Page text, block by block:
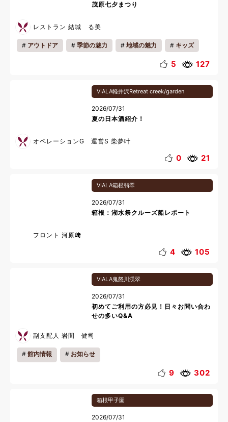
茂原七夕まつり
レストラン 結城 る美
アウトドア 季節の魅力 地域の魅力 キッズ
5 127
VIALA軽井沢Retreat creek/garden
2026/07/31
夏の日本酒紹介！
オペレーションG 運営S 柴夢叶
0 21
VIALA箱根翡翠
2026/07/31
箱根：湖水祭クルーズ船レポート
フロント 河原﨑
4 105
VIALA鬼怒川渓翠
2026/07/31
初めてご利用の方必見！日々お問い合わ
せの多いQ&A
副支配人 岩間 健司
館内情報 お知らせ
9 302
箱根甲子園
2026/07/31